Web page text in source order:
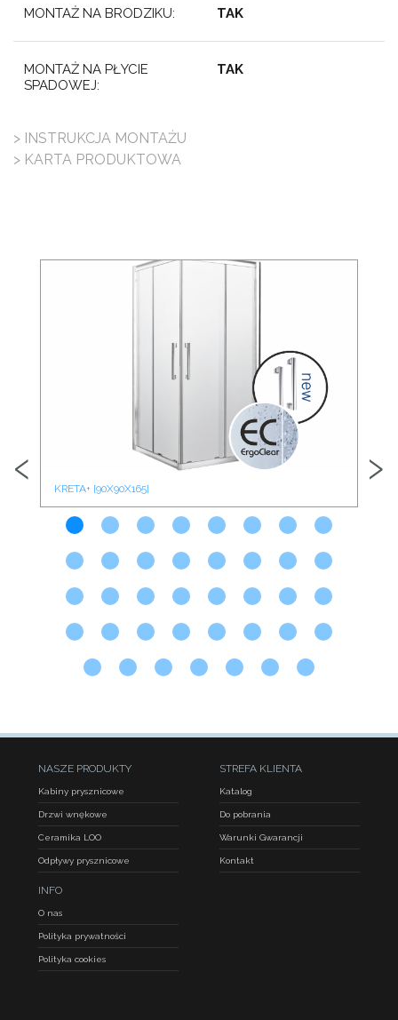
MONTAŻ NA BRODZIKU: TAK
MONTAŻ NA PŁYCIE
SPADOWEJ:
TAK
> INSTRUKCJA MONTAŻU
> KARTA PRODUKTOWA
KRETA+ [90X90X165]
‹ ›
NASZE PRODUKTY
Kabiny prysznicowe
Drzwi wnękowe
Ceramika LOO
Odpływy prysznicowe
STREFA KLIENTA
Katalog
Do pobrania
Warunki Gwarancji
Kontakt
INFO
O nas
Polityka prywatności
Polityka cookies